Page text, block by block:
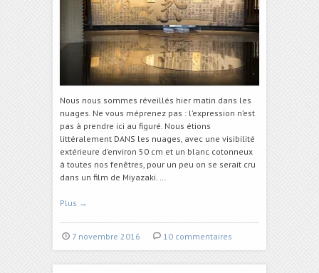
Nous nous sommes réveillés hier matin dans les
nuages. Ne vous méprenez pas : l’expression n’est
pas à prendre ici au figuré. Nous étions
littéralement DANS les nuages, avec une visibilité
extérieure d’environ 50 cm et un blanc cotonneux
à toutes nos fenêtres, pour un peu on se serait cru
dans un film de Miyazaki. …
Plus →
7 novembre 2016 10 commentaires